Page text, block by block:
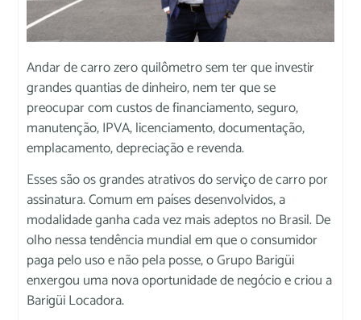
Andar de carro zero quilômetro sem ter que investir
grandes quantias de dinheiro, nem ter que se
preocupar com custos de financiamento, seguro,
manutenção, IPVA, licenciamento, documentação,
emplacamento, depreciação e revenda.
Esses são os grandes atrativos do serviço de carro por
assinatura. Comum em países desenvolvidos, a
modalidade ganha cada vez mais adeptos no Brasil. De
olho nessa tendência mundial em que o consumidor
paga pelo uso e não pela posse, o Grupo Barigüi
enxergou uma nova oportunidade de negócio e criou a
Barigüi Locadora.